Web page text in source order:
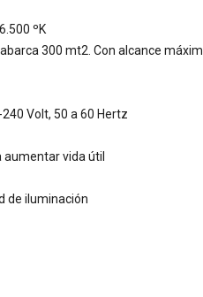
ºK
300 mt2. Con alcance
Volt, 50 a 60 Hertz
vida útil
de iluminación